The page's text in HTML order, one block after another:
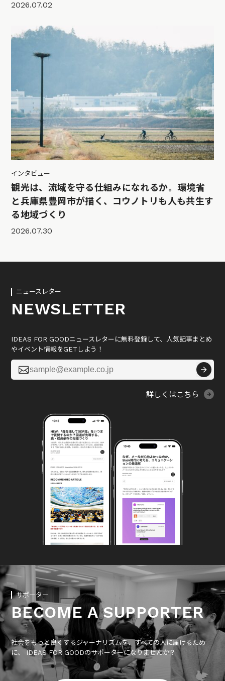
2026.07.02
インタビュー
観光は、流域を守る仕組みになれるか。環境省
と兵庫県豊岡市が描く、コウノトリも人も共生す
る地域づくり
2026.07.30
ニュースレター
NEWSLETTER
IDEAS FOR GOODニュースレターに無料登録して、人気記事まとめ
やイベント情報をGETしよう！

詳しくはこちら
サポーター
BECOME A SUPPORTER
社会をもっと良くするジャーナリズムを、すべての人に届けるため
に、 IDEAS FOR GOODのサポーターになりませんか？